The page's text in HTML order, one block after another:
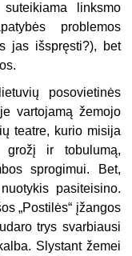
linksmo
problemos
jas išspręsti?), bet
posovietinės
vartojamą žemojo
teatre, kurio misija
grožį ir tobulumą,
sprogimui. Bet,
pasiteisino.
„Postilės“ įžangos
trys svarbiausi
Slystant žemei